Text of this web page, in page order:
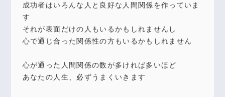
成功者はいろんな人と良好な人間関係を作っていま
す
それが表面だけの人もいるかもしれませんし
心で通じ合った関係性の方もいるかもしれません
心が通った人間関係の数が多ければ多いほど
あなたの人生、必ずうまくいきます